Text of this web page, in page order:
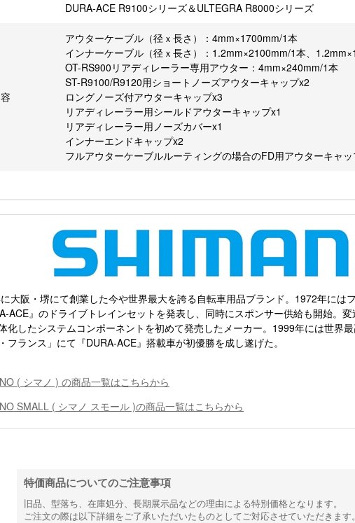
DURA-ACE R9100シリーズ＆ULTEGRA R8000シリーズ
アウターケーブル（径ｘ長さ）：4mm×1700mm/1本
インナーケーブル（径ｘ長さ）：1.2mm×2100mm/1本、
OT-RS900リアディレーラー専用アウター：4mm×240mm/1本
ST-R9100/R9120用ショートノーズアウターキャップx2
ロングノーズ付アウターキャップx3
リアディレーラー用シールドアウターキャップx1
リアディレーラー用ノーズカバーx1
インナーエンドキャップx2
フルアウターケーブルルーティングの場合のFD用アウターキャッ
大阪・堺にて創業した今や世界最大を誇る自転車用品ブランド。1972年には
ACE』のドライブトレインセットを発表し、同時にスポンサー供給も開始。
化したシステムコンポーネントを初めて発売したメーカー。1999年には世界
フランス」にて『DURA-ACE』搭載車が初優勝を成し遂げた。
( シマノ ) の商品一覧はこちらから
SMALL ( シマノ スモール )の商品一覧はこちらから
特価商品についてのご注意事項
旧品、型落ち、在庫処分、長期展示品などの理由による特別価格となります。
ご注文の際は以下詳細をご了承いただいたものとしてご対応させていただきます。